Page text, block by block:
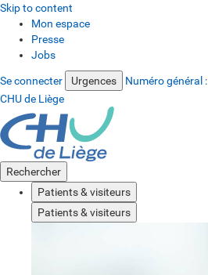
Skip to content
Mon espace
Presse
Jobs
Se connecter Urgences Numéro général :
CHU de Liège
Rechercher
Patients & visiteurs
Patients & visiteurs